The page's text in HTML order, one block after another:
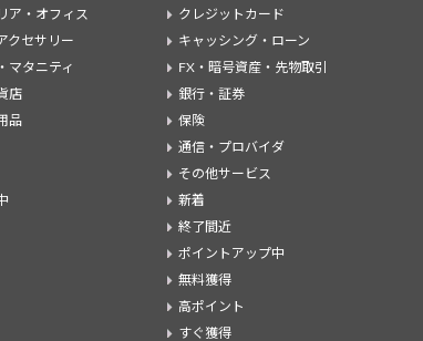
ア・オフィス
クセサリー
マタニティ
店
品
クレジットカード
キャッシング・ローン
FX・暗号資産・先物取引
銀行・証券
保険
通信・プロバイダ
その他サービス
新着
終了間近
ポイントアップ中
無料獲得
高ポイント
すぐ獲得